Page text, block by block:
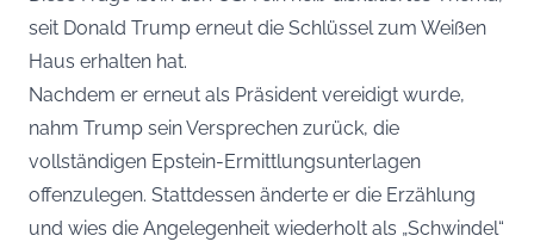
seit Donald Trump erneut die Schlüssel zum Weißen
Haus erhalten hat.
Nachdem er erneut als Präsident vereidigt wurde,
nahm Trump sein Versprechen zurück, die
vollständigen Epstein-Ermittlungsunterlagen
offenzulegen. Stattdessen änderte er die Erzählung
und wies die Angelegenheit wiederholt als „Schwindel“